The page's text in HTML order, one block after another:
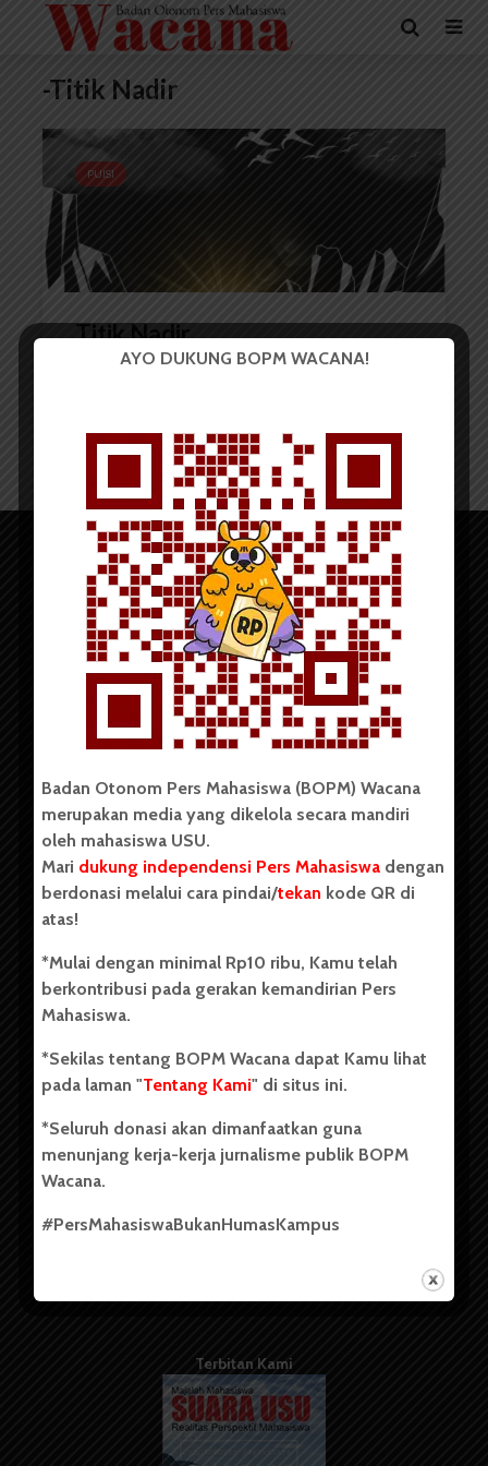
-Titik Nadir
PUISI
Titik Nadir
Copyright © 2023. All rights reserved BOPM WACANA.
Badan Otonom Pers Mahasiswa (BOPM) Wacana merupakan
pers mahasiswa yang berdiri di luar kampus dan dikelola
secara mandiri oleh mahasiswa Universitas Sumatera Utara
(USU). Sebelumnya BOPM Wacana merupakan salah satu
Unit Kegiatan Mahasiswa (UKM) di Universitas Sumatera
berdiri pada 1 Juli 1995.
Kontribusi
Info Iklan
Pedoman Media Siber
Kode Etik Jurnalistik
Terbitan Kami
AYO DUKUNG BOPM WACANA!
Badan Otonom Pers Mahasiswa (BOPM) Wacana
merupakan media yang dikelola secara mandiri
oleh mahasiswa USU.
Mari dukung independensi Pers Mahasiswa dengan
berdonasi melalui cara pindai/tekan kode QR di
atas!
*Mulai dengan minimal Rp10 ribu, Kamu telah
berkontribusi pada gerakan kemandirian Pers
Mahasiswa.
*Sekilas tentang BOPM Wacana dapat Kamu lihat
pada laman "Tentang Kami" di situs ini.
*Seluruh donasi akan dimanfaatkan guna
menunjang kerja-kerja jurnalisme publik BOPM
Wacana.
#PersMahasiswaBukanHumasKampus